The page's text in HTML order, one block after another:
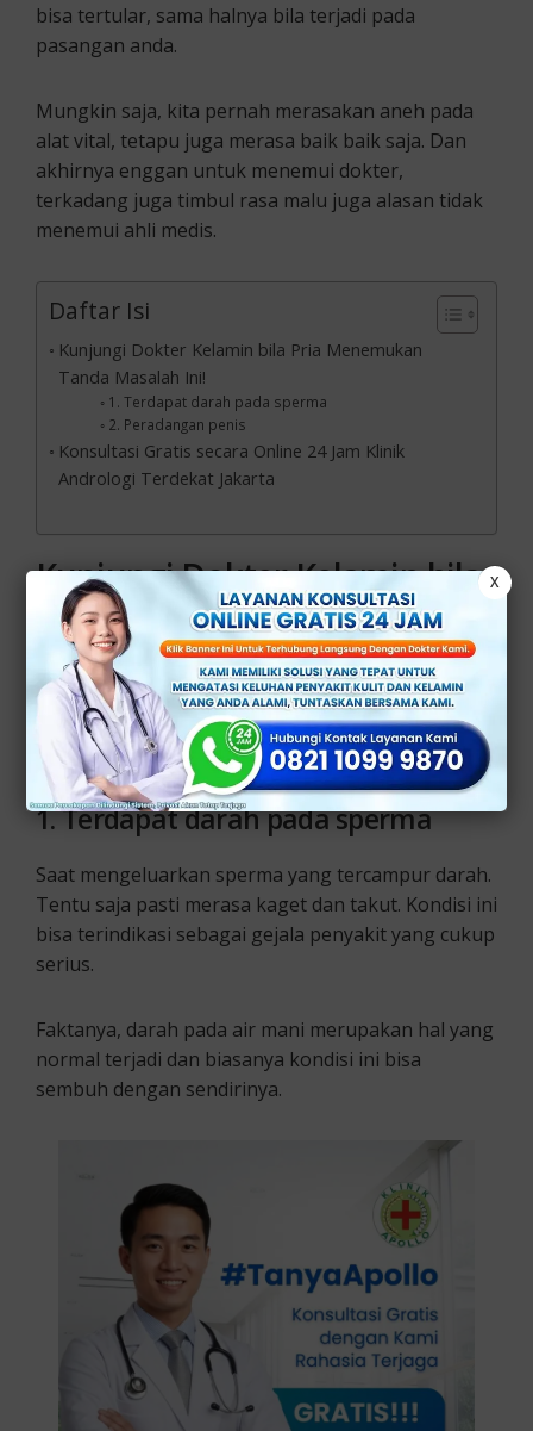
bisa tertular, sama halnya bila terjadi pada
pasangan anda.
Mungkin saja, kita pernah merasakan aneh pada
alat vital, tetapu juga merasa baik baik saja. Dan
akhirnya enggan untuk menemui dokter,
terkadang juga timbul rasa malu juga alasan tidak
menemui ahli medis.
Daftar Isi
Kunjungi Dokter Kelamin bila Pria Menemukan
Tanda Masalah Ini!
1. Terdapat darah pada sperma
2. Peradangan penis
Konsultasi Gratis secara Online 24 Jam Klinik
Andrologi Terdekat Jakarta
Kunjungi Dokter Kelamin bila
Pria Menemukan Tanda
Masalah Ini!
Beberapa gejala yang mungkin saja terjadi pada
kelamin pria jika tidak periksakan ke dokter:
1.Terdapat darah pada sperma
Saat mengeluarkan sperma yang tercampur darah.
Tentu saja pasti merasa kaget dan takut. Kondisi ini
bisa terindikasi sebagai gejala penyakit yang cukup
serius.
Faktanya, darah pada air mani merupakan hal yang
normal terjadi dan biasanya kondisi ini bisa
sembuh dengan sendirinya.
X